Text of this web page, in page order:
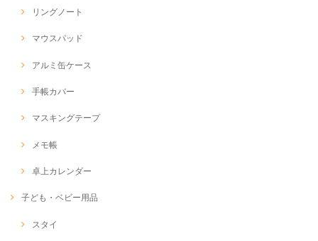
リングノート
マウスパッド
アルミ缶ケース
手帳カバー
マスキングテープ
メモ帳
卓上カレンダー
子ども・ベビー用品
スタイ